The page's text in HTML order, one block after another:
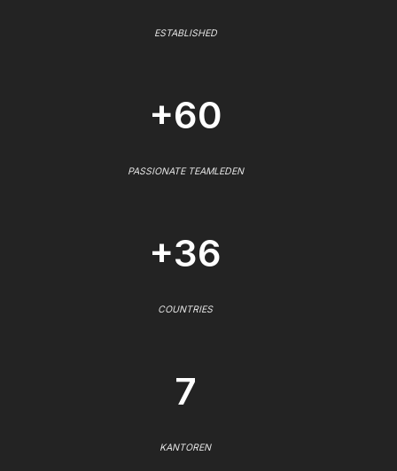
ESTABLISHED
+60
PASSIONATE TEAMLEDEN
+36
COUNTRIES
7
KANTOREN